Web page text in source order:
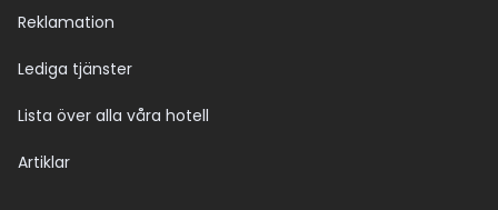
Reklamation
Lediga tjänster
Lista över alla våra hotell
Artiklar